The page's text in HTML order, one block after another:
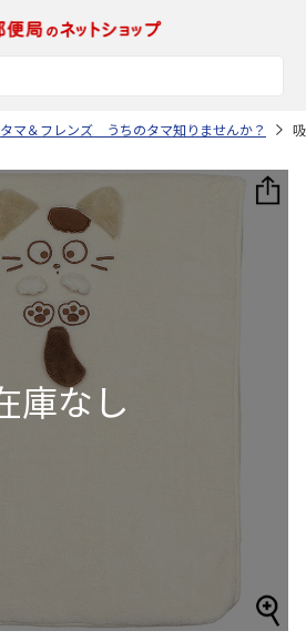
タマ＆フレンズ うちのタマ知りませんか？